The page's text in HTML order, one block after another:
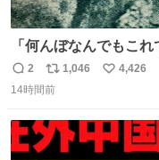
「何んぼなんでもこれ
の立ち振る舞い指南コ
たない」という言葉を
っていきたい… （昭
返
信
2
リ
ポ
ト
数
1,046
い
数
4,426
14時間前